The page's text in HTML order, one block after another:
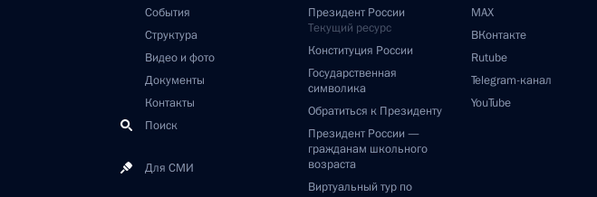
События
Структура
Видео и фото
Документы
Контакты
Поиск
Для СМИ
Президент России
Текущий ресурс
Конституция России
Государственная
символика
Обратиться к Президенту
Президент России —
гражданам школьного
возраста
Виртуальный тур по
MAX
ВКонтакте
Rutube
Telegram-канал
YouTube